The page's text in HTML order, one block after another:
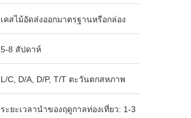
เคสไม้อัดส่งออกมาตรฐานหรือกล่อง
5-8 สัปดาห์
L/C, D/A, D/P, T/T ตะวันตกสหภาพ
ระยะเวลานำของฤดูกาลท่องเที่ยว: 1-3